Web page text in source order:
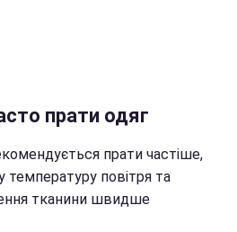
прати одяг
прати частіше,
температуру повітря та
тканини швидше